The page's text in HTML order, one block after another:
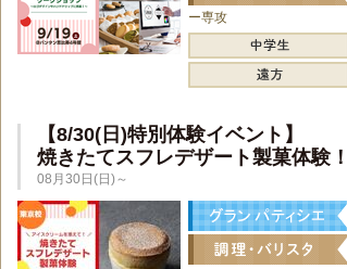
ー専攻
【8/30(日)特別体験イベント】
焼きたてスフレデザート製菓体験！
08月30日(日)～